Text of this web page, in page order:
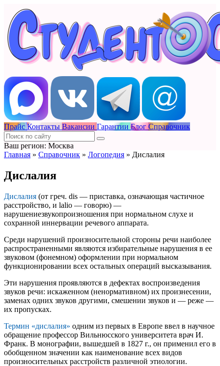
Прайс Контакты Вакансии Гарантии Блог Справочник
Ваш регион: Москва
Главная » Справочник » Логопедия » Дислалия
Дислалия
Дислалия (от греч. dis — приставка, означающая частичное
расстройство, и lalio — говорю) —
нарушениезвукопроизношения при нормальном слухе и
сохранной иннервации речевого аппарата.
Среди нарушений произносительной стороны речи наиболее
распространенными являются избирательные нарушения в ее
звуковом (фонемном) оформлении при нормальном
функционировании всех остальных операций высказывания.
Эти нарушения проявляются в дефектах воспроизведения
звуков речи: искаженном (ненормативном) их произнесении,
заменах одних звуков другими, смешении звуков и — реже —
их пропусках.
Термин «дислалия» одним из первых в Европе ввел в научное
обращение профессор Вильнюсского университета врач И.
Франк. В монографии, вышедшей в 1827 г., он применил его в
обобщенном значении как наименование всех видов
произносительных расстройств различной этиологии.